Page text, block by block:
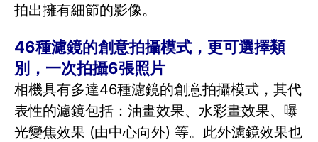
拍出擁有細節的影像。
46種濾鏡的創意拍攝模式，更可選擇類
別，一次拍攝6張照片
相機具有多達46種濾鏡的創意拍攝模式，其代
表性的濾鏡包括：油畫效果、水彩畫效果、曝
光變焦效果 (由中心向外) 等。此外濾鏡效果也